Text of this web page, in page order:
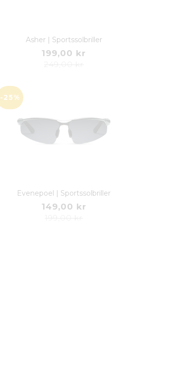
Asher | Sportssolbriller
199,00 kr
-25%
Evenepoel | Sportssolbriller
149,00 kr